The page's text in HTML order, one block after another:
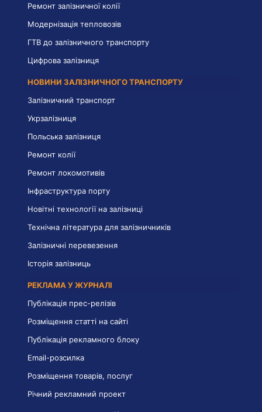
Ремонт залізничної колії
Модернізація тепловозів
ГТВ до залізничного транспорту
Цифрова залізниця
НОВИНИ ЗАЛІЗНИЧНОГО ТРАНСПОРТУ
Залізничний транспорт
Укрзалізниця
Польська залізниця
Ремонт колії
Ремонт локомотивів
Інфраструктура порту
Новітні технології на залізниці
Технічна література для залізничників
Залізничні перевезення
Історія залізниць
РЕКЛАМА У ЖУРНАЛІ
Публікація прес-релізів
Розміщення статті на сайті
Публікація рекламного блоку
Email-розсилка
Розміщення товарів, послуг
Річний рекламний проект